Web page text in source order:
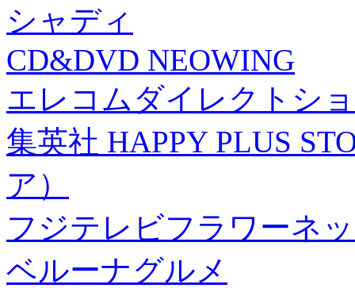
シャディ
CD&DVD NEOWING
エレコムダイレクトシ
集英社 HAPPY PLUS
ア）
フジテレビフラワーネ
ベルーナグルメ